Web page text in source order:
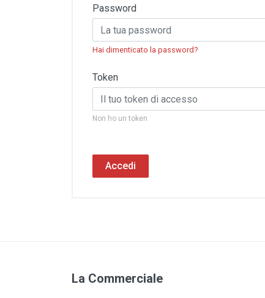
Password
Hai dimenticato la password?
Token
Non ho un token
Accedi
La Commerciale